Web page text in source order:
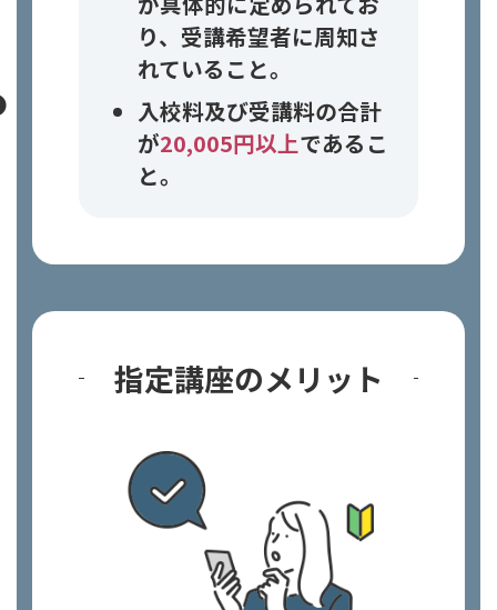
り、受講希望者に周知さ
れていること。
入校料及び受講料の合計
が20,005円以上であるこ
と。
指定講座のメリット